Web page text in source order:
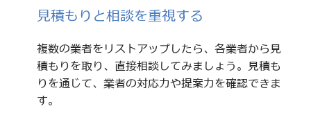
見積もりと相談を重視する
複数の業者をリストアップしたら、各業者から見
積もりを取り、直接相談してみましょう。見積も
りを通じて、業者の対応力や提案力を確認できま
す。